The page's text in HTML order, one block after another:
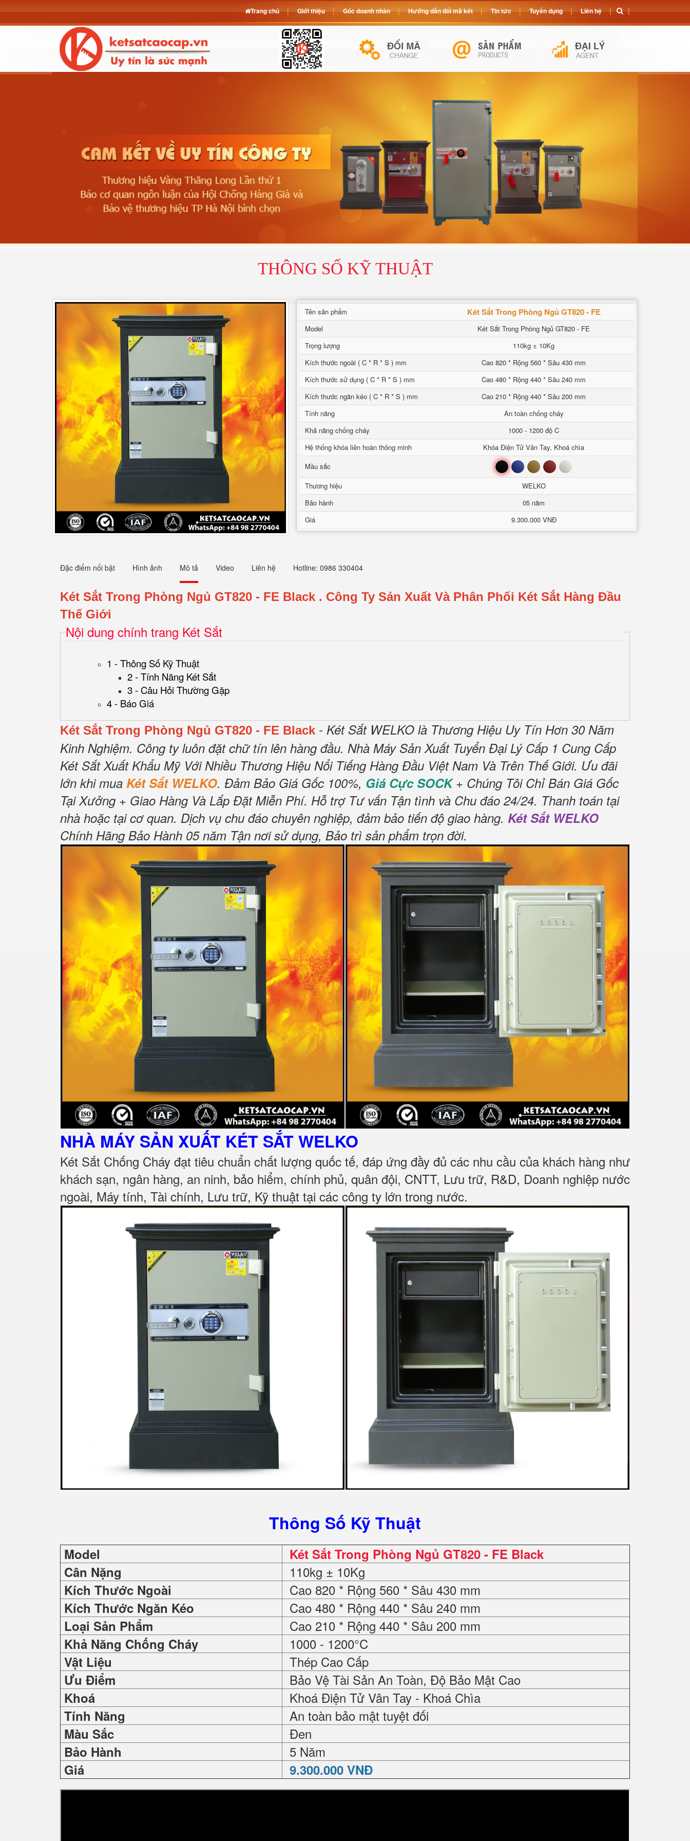
THÔNG SỐ KỸ THUẬT
Tên sản phẩm Két Sắt Trong Phòng Ngủ GT820 - FE
Model
Két Sắt Trong Phòng Ngủ GT820 - FE
Trọng lượng
110kg ± 10Kg
Kích thước ngoài ( C * R * S ) mm
Cao 820 * Rộng 560 * Sâu 430 mm
Kích thước sử dụng ( C * R * S ) mm
Cao 480 * Rộng 440 * Sâu 240 mm
Kích thước ngăn kéo ( C * R * S ) mm
Cao 210 * Rộng 440 * Sâu 200 mm
Tính năng
An toàn chống cháy
Khả năng chống cháy
1000 - 1200 độ C
Hệ thống khóa liên hoàn thông minh
Khóa Điện Tử Vân Tay, Khoá chìa
Mầu sắc
Đen Xanh Nâu Đỏ Trắng
Thương hiệu
WELKO
Bảo hành
05 năm
Giá
9.300.000 VNĐ
Đặc điểm nổi bật Hình ảnh Mô tả Video Liên hệ Hotline: 0986 330404
Két Sắt Trong Phòng Ngủ GT820 - FE Black . Công Ty Sản Xuất Và Phân Phối Két Sắt Hàng Đầu
Thế Giới
Nội dung chính trang Két Sắt
1 - Thông Số Kỹ Thuật
2 - Tính Năng Két Sắt
3 - Câu Hỏi Thường Gặp
4 - Báo Giá
Két Sắt Trong Phòng Ngủ GT820 - FE Black - Két Sắt WELKO là Thương Hiệu Uy Tín Hơn 30 Năm
Kinh Nghiệm. Công ty luôn đặt chữ tín lên hàng đầu. Nhà Máy Sản Xuất Tuyển Đại Lý Cấp 1 Cung Cấp
Két Sắt Xuất Khẩu Mỹ Với Nhiều Thương Hiệu Nổi Tiếng Hàng Đầu Việt Nam Và Trên Thế Giới. Ưu đãi
lớn khi mua Két Sắt WELKO. Đảm Bảo Giá Gốc 100%, Giá Cực SOCK+ Chúng Tôi Chỉ Bán Giá Gốc
Tại Xưởng + Giao Hàng Và Lắp Đặt Miễn Phí. Hỗ trợ Tư vấn Tận tình và Chu đáo 24/24. Thanh toán tại
nhà hoặc tại cơ quan. Dịch vụ chu đáo chuyên nghiệp, đảm bảo tiến độ giao hàng. Két Sắt WELKO
Chính Hãng Bảo Hành 05 năm Tận nơi sử dụng, Bảo trì sản phẩm trọn đời.
NHÀ MÁY SẢN XUẤT KÉT SẮTWELKO
Két Sắt Chống Cháy đạt tiêu chuẩn chất lượng quốc tế, đáp ứng đầy đủ các nhu cầu của khách hàng như
khách sạn, ngân hàng, an ninh, bảo hiểm, chính phủ, quân đội, CNTT, Lưu trữ, R&D, Doanh nghiệp nước
ngoài, Máy tính, Tài chính, Lưu trữ, Kỹ thuật tại các công ty lớn trong nước.
Thông Số Kỹ Thuật
Model
Két Sắt Trong Phòng Ngủ GT820 - FE Black
Cân Nặng
110kg ± 10Kg
Kích Thước Ngoài Cao 820 * Rộng 560 * Sâu 430 mm
Kích Thước Ngăn Kéo Cao 480 * Rộng 440 * Sâu 240 mm
Loại Sản Phẩm Cao 210 * Rộng 440 * Sâu 200 mm
Khả Năng Chống Cháy 1000 - 1200°C
Vật Liệu Thép Cao Cấp
Ưu Điểm Bảo Vệ Tài Sản An Toàn, Độ Bảo Mật Cao
Khoá Khoá Điện Tử Vân Tay - Khoá Chìa
Tính Năng An toàn bảo mật tuyệt đối
Màu Sắc Đen
Bảo Hành 5 Năm
Giá 9.300.000 VNĐ
Trang chủ Giới thiệu Góc doanh nhân Hướng dẫn đổi mã két Tin tức Tuyển dụng Liên hệ